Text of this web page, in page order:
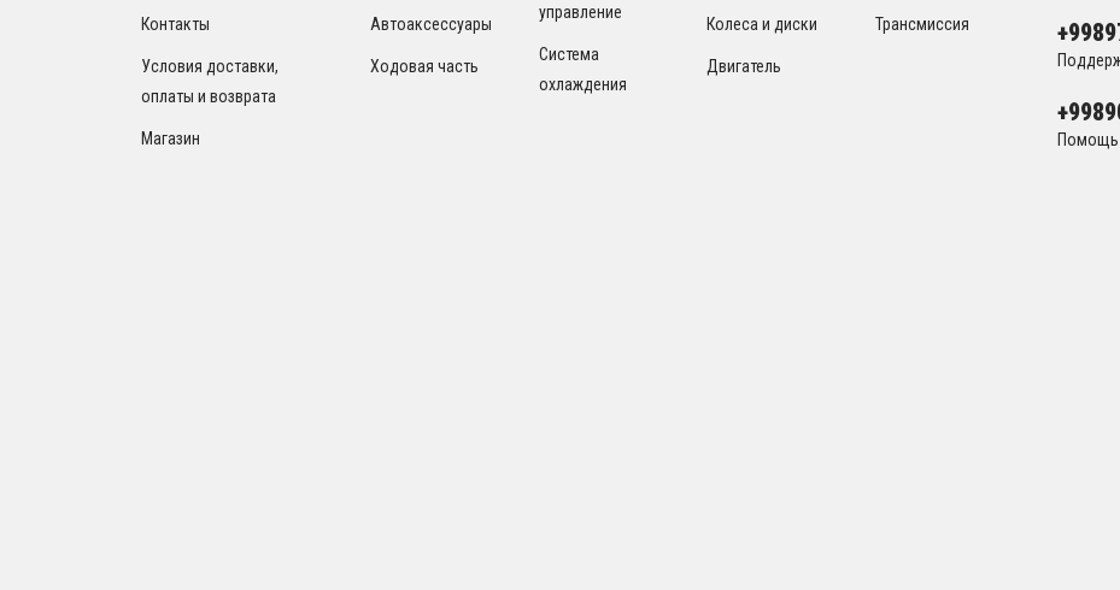
Контакты
Условия доставки,
оплаты и возврата
Магазин
Автоаксессуары
Ходовая часть
управление
Система
охлаждения
Колеса и диски
Двигатель
Трансмиссия
Помощь